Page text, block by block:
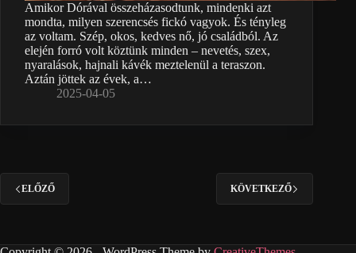
Amikor Dórával összeházasodtunk, mindenki azt
mondta, milyen szerencsés fickó vagyok. És tényleg
az voltam. Szép, okos, kedves nő, jó családból. Az
elején forró volt köztünk minden – nevetés, szex,
nyaralások, hajnali kávék meztelenül a teraszon.
Aztán jöttek az évek, a…
2025-04-05
ELŐZŐ KÖVETKEZŐ